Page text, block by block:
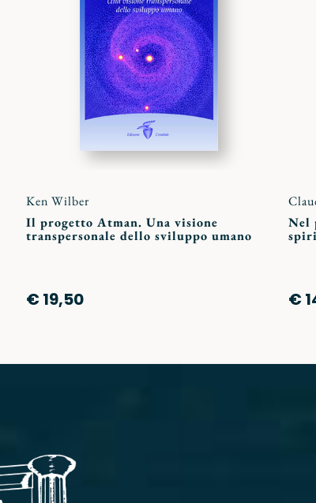
Ken Wilber
Il progetto Atman. Una visione
transpersonale dello sviluppo umano
€ 19,50
Nel
€